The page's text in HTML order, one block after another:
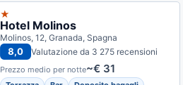
★
Hotel Molinos
Molinos, 12, Granada, Spagna
8,0 Valutazione da 3 275 recensioni
Prezzo medio per notte~€ 31